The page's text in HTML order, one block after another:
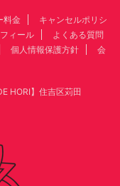
料金
キャンセルポリシ
ィール
よくある質問
個人情報保護方針
会
HORI】住吉区苅田